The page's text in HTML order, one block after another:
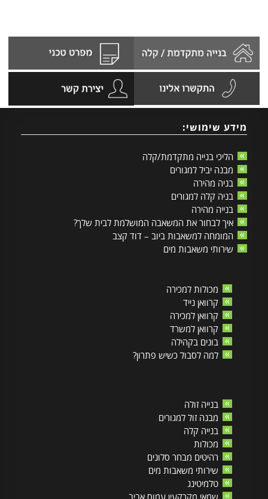
מידע שימושי:
הליכי בנייה מתקדמת/קלה
מבנה יביל למגורים
בניה מהירה
בניה קלה למגורים
בנייה מהירה
איך לבחור את המשאבה המושלמת לבית שלך?
המומחה למשאבות ביוב – דוד קצב
שירותי משאבות מים
מכולות למכירה
קרוואן נייד
קרוואן למכירה
קרוואן למשרד
בונים בקהילה
למה לסבול כשיש פתרון?
בנייה זולה
מבנה זול למגורים
בנייה קלה
מכולות
רהיטים מבחר סלונים
שירותי משאבות מים
טלמיטינג
שמאי מקרקעין עמוס אביב